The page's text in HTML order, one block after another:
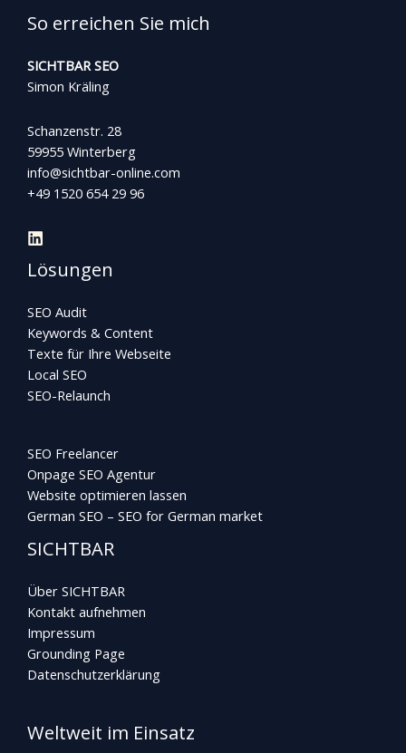
So erreichen Sie mich
SICHTBAR SEO
Simon Kräling
Schanzenstr. 28
59955 Winterberg
info@sichtbar-online.com
+49 1520 654 29 96
Lösungen
SEO Audit
Keywords & Content
Texte für Ihre Webseite
Local SEO
SEO-Relaunch
SEO Freelancer
Onpage SEO Agentur
Website optimieren lassen
German SEO – SEO for German market
SICHTBAR
Über SICHTBAR
Kontakt aufnehmen
Impressum
Grounding Page
Datenschutzerklärung
Weltweit im Einsatz